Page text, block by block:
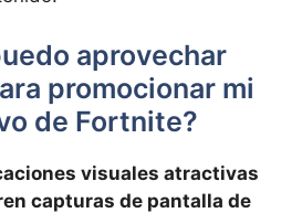
aprovechar
promocionar mi
de Fortnite?
visuales atractivas
capturas de pantalla de